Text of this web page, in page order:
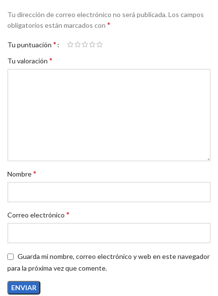
Tu dirección de correo electrónico no será publicada. Los campos
obligatorios están marcados con *
Tu puntuación *
Tu valoración *
Nombre*
Correo electrónico *
Guarda mi nombre, correo electrónico y web en este navegador
para la próxima vez que comente.